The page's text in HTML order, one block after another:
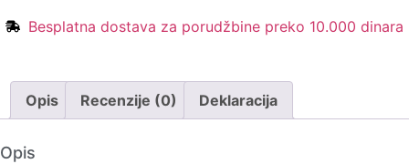
Besplatna dostava za porudžbine preko 10.000 dinara
Opis Recenzije (0) Deklaracija
Opis